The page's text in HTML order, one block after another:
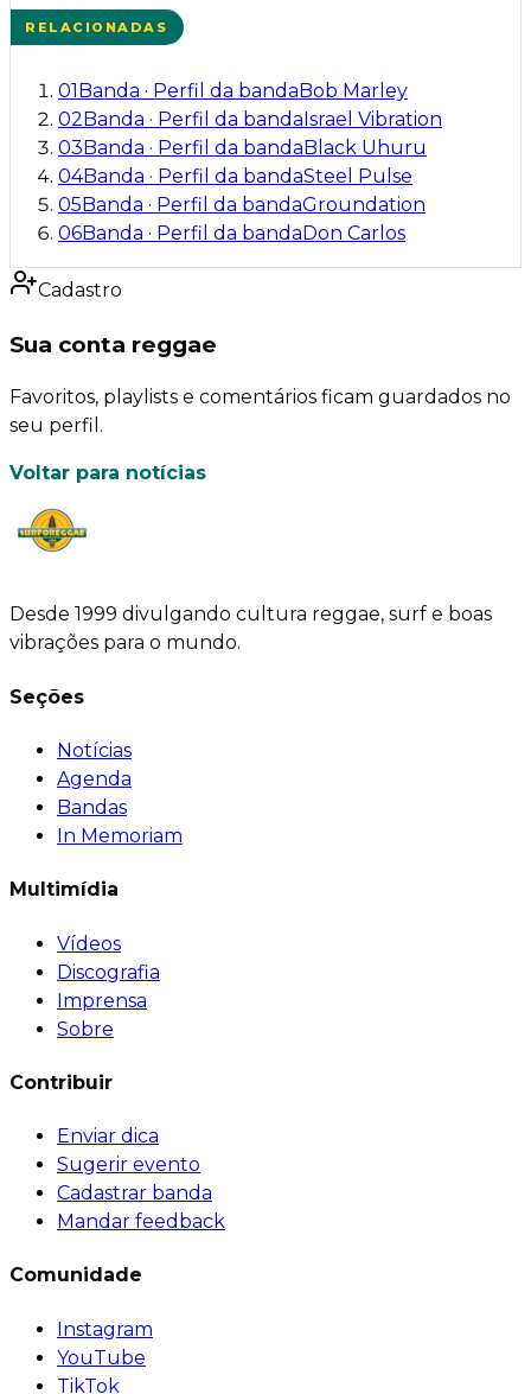
RELACIONADAS
01Banda · Perfil da bandaBob Marley
02Banda · Perfil da bandaIsrael Vibration
03Banda · Perfil da bandaBlack Uhuru
04Banda · Perfil da bandaSteel Pulse
05Banda · Perfil da bandaGroundation
06Banda · Perfil da bandaDon Carlos
Cadastro
Sua conta reggae
Favoritos, playlists e comentários ficam guardados no
seu perfil.
Voltar para notícias
Desde 1999 divulgando cultura reggae, surf e boas
vibrações para o mundo.
Seções
Notícias
Agenda
Bandas
In Memoriam
Multimídia
Vídeos
Discografia
Imprensa
Sobre
Contribuir
Enviar dica
Sugerir evento
Cadastrar banda
Mandar feedback
Comunidade
Instagram
YouTube
TikTok